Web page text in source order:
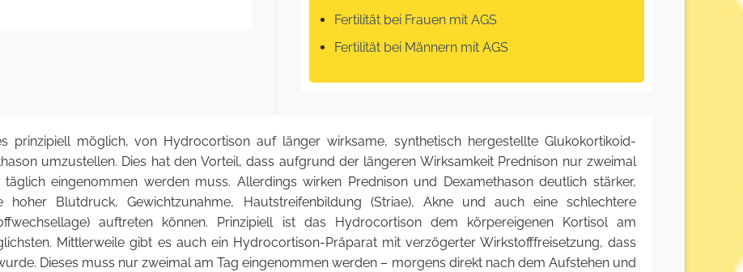
Fertilität bei Frauen mit AGS
Fertilität bei Männern mit AGS
prinzipiell möglich, von Hydrocortison auf länger wirksame, synthetisch hergestellte Glukokortikoid-
umzustellen. Dies hat den Vorteil, dass aufgrund der längeren Wirksamkeit Prednison nur zweimal
eingenommen werden muss. Allerdings wirken Prednison und Dexamethason deutlich stärker,
hoher Blutdruck, Gewichtzunahme, Hautstreifenbildung (Striae), Akne und auch eine schlechtere
auftreten können. Prinzipiell ist das Hydrocortison dem körpereigenen Kortisol am
Mittlerweile gibt es auch ein Hydrocortison-Präparat mit verzögerter Wirkstofffreisetzung, dass
Dieses muss nur zweimal am Tag eingenommen werden – morgens direkt nach dem Aufstehen und